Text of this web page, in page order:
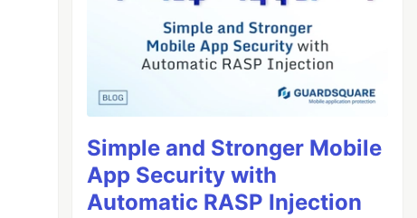
Simple and Stronger Mobile
App Security with
Automatic RASP Injection